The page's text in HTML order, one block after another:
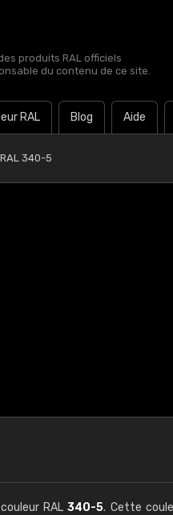
produits RAL officiels
du contenu de ce site.
RAL Blog Aide
RAL 340-5
RAL340-5. Cette